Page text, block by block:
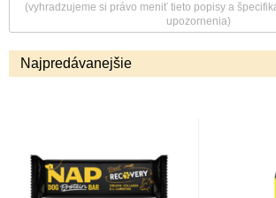
(vyhradzujeme si právo meniť tieto popisy a
upozornenia)
Najpredávanejšie